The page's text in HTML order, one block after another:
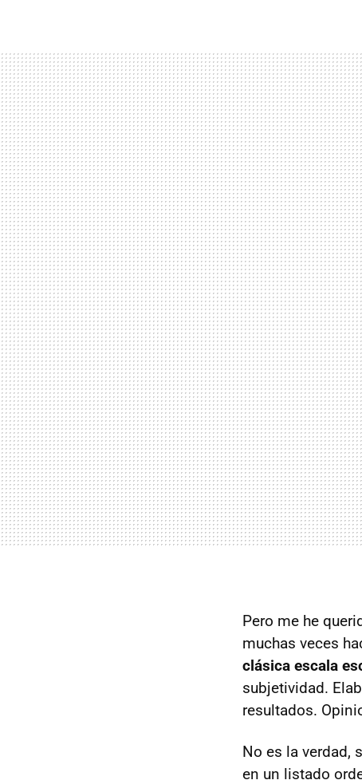
Pero me he
muchas veces
clásica escala
subjetividad.
resultados.
No es la verdad,
en un listado